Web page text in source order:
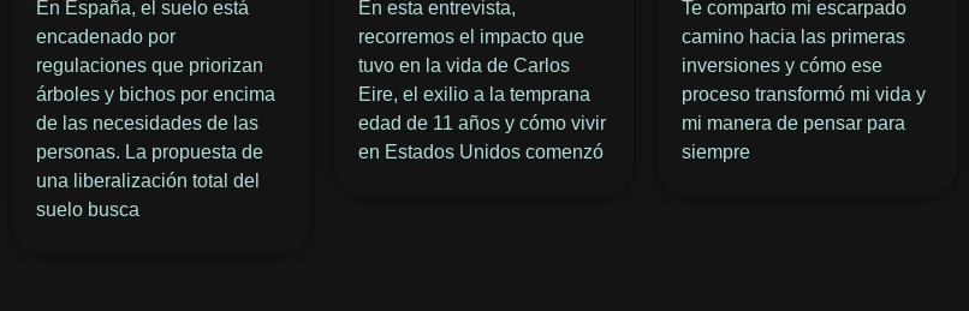
En España, el suelo está
encadenado por
regulaciones que priorizan
árboles y bichos por encima
de las necesidades de las
personas. La propuesta de
una liberalización total del
suelo busca
En esta entrevista,
recorremos el impacto que
tuvo en la vida de Carlos
Eire, el exilio a la temprana
edad de 11 años y cómo vivir
en Estados Unidos comenzó
Te comparto mi escarpado
camino hacia las primeras
inversiones y cómo ese
proceso transformó mi vida y
mi manera de pensar para
siempre